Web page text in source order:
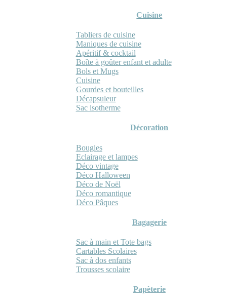
Cuisine
Tabliers de cuisine
Maniques de cuisine
Apéritif & cocktail
Boîte à goûter enfant et adulte
Bols et Mugs
Cuisine
Gourdes et bouteilles
Décapsuleur
Sac isotherme
Décoration
Bougies
Eclairage et lampes
Déco vintage
Déco Halloween
Déco de Noël
Déco romantique
Déco Pâques
Bagagerie
Sac à main et Tote bags
Cartables Scolaires
Sac à dos enfants
Trousses scolaire
Papèterie